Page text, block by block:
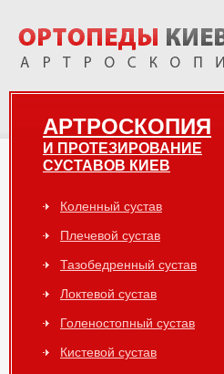
АРТРОСКОПИЯ
И ПРОТЕЗИРОВАНИЕ
СУСТАВОВ КИЕВ
Коленный сустав
Плечевой сустав
Тазобедренный сустав
Локтевой сустав
Голеностопный сустав
Кистевой сустав